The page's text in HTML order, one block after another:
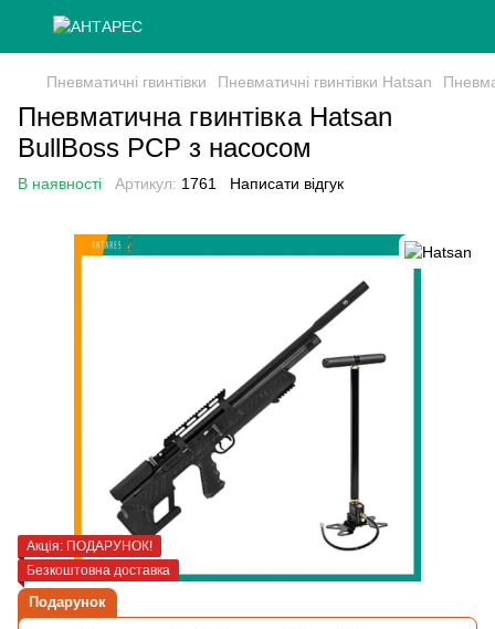
Пневматичні гвинтівки Пневматичні гвинтівки Hatsan
Пневматична гвинтівка Hatsan
BullBoss PCP з насосом
В наявності Артикул: 1761 Написати відгук
Акція: ПОДАРУНОК!
Безкоштовна доставка
Подарунок